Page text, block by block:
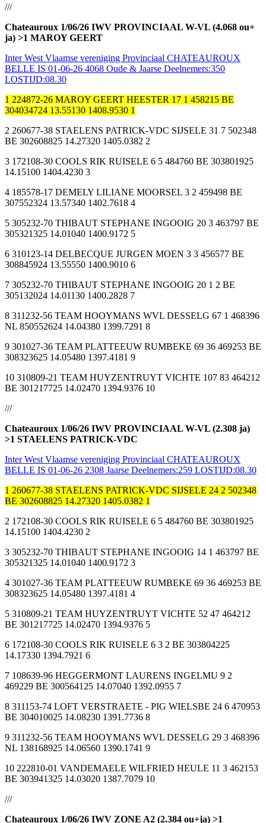
///
Chateauroux 1/06/26 IWV PROVINCIAAL W-VL (4.068 ou+
ja) >1 MAROY GEERT
Inter West Vlaamse vereniging Provinciaal CHATEAUROUX
BELLE IS 01-06-26 4068 Oude & Jaarse Deelnemers:350
LOSTIJD:08.30
1 224872-26 MAROY GEERT HEESTER 17 1 458215 BE
304034724 13.55130 1408.9530 1
2 260677-38 STAELENS PATRICK-VDC SIJSELE 31 7 502348
BE 302608825 14.27320 1405.0382 2
3 172108-30 COOLS RIK RUISELE 6 5 484760 BE 303801925
14.15100 1404.4230 3
4 185578-17 DEMELY LILIANE MOORSEL 3 2 459498 BE
307552324 13.57340 1402.7618 4
5 305232-70 THIBAUT STEPHANE INGOOIG 20 3 463797 BE
305321325 14.01040 1400.9172 5
6 310123-14 DELBECQUE JURGEN MOEN 3 3 456577 BE
308845924 13.55550 1400.9010 6
7 305232-70 THIBAUT STEPHANE INGOOIG 20 1 2 BE
305132024 14.01130 1400.2828 7
8 311232-56 TEAM HOOYMANS WVL DESSELG 67 1 468396
NL 850552624 14.04380 1399.7291 8
9 301027-36 TEAM PLATTEEUW RUMBEKE 69 36 469253 BE
308323625 14.05480 1397.4181 9
10 310809-21 TEAM HUYZENTRUYT VICHTE 107 83 464212
BE 301217725 14.02470 1394.9376 10
///
Chateauroux 1/06/26 IWV PROVINCIAAL W-VL (2.308 ja)
>1 STAELENS PATRICK-VDC
Inter West Vlaamse vereniging Provinciaal CHATEAUROUX
BELLE IS 01-06-26 2308 Jaarse Deelnemers:259 LOSTIJD:08.30
1 260677-38 STAELENS PATRICK-VDC SIJSELE 24 2 502348
BE 302608825 14.27320 1405.0382 1
2 172108-30 COOLS RIK RUISELE 6 5 484760 BE 303801925
14.15100 1404.4230 2
3 305232-70 THIBAUT STEPHANE INGOOIG 14 1 463797 BE
305321325 14.01040 1400.9172 3
4 301027-36 TEAM PLATTEEUW RUMBEKE 69 36 469253 BE
308323625 14.05480 1397.4181 4
5 310809-21 TEAM HUYZENTRUYT VICHTE 52 47 464212
BE 301217725 14.02470 1394.9376 5
6 172108-30 COOLS RIK RUISELE 6 3 2 BE 303804225
14.17330 1394.7921 6
7 108639-96 HEGGERMONT LAURENS INGELMU 9 2
469229 BE 300564125 14.07040 1392.0955 7
8 311153-74 LOFT VERSTRAETE - PIG WIELSBE 24 6 470953
BE 304010025 14.08230 1391.7736 8
9 311232-56 TEAM HOOYMANS WVL DESSELG 29 3 468396
NL 138168925 14.06560 1390.1741 9
10 222810-01 VANDEMAELE WILFRIED HEULE 11 3 462153
BE 303941325 14.03020 1387.7079 10
///
Chateauroux 1/06/26 IWV ZONE A2 (2.384 ou+ja) >1